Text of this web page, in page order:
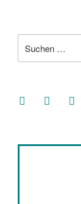
nach:
facebooksoundcloud
twitter